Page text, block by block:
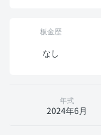
板金歴
なし
年式
2024年6月